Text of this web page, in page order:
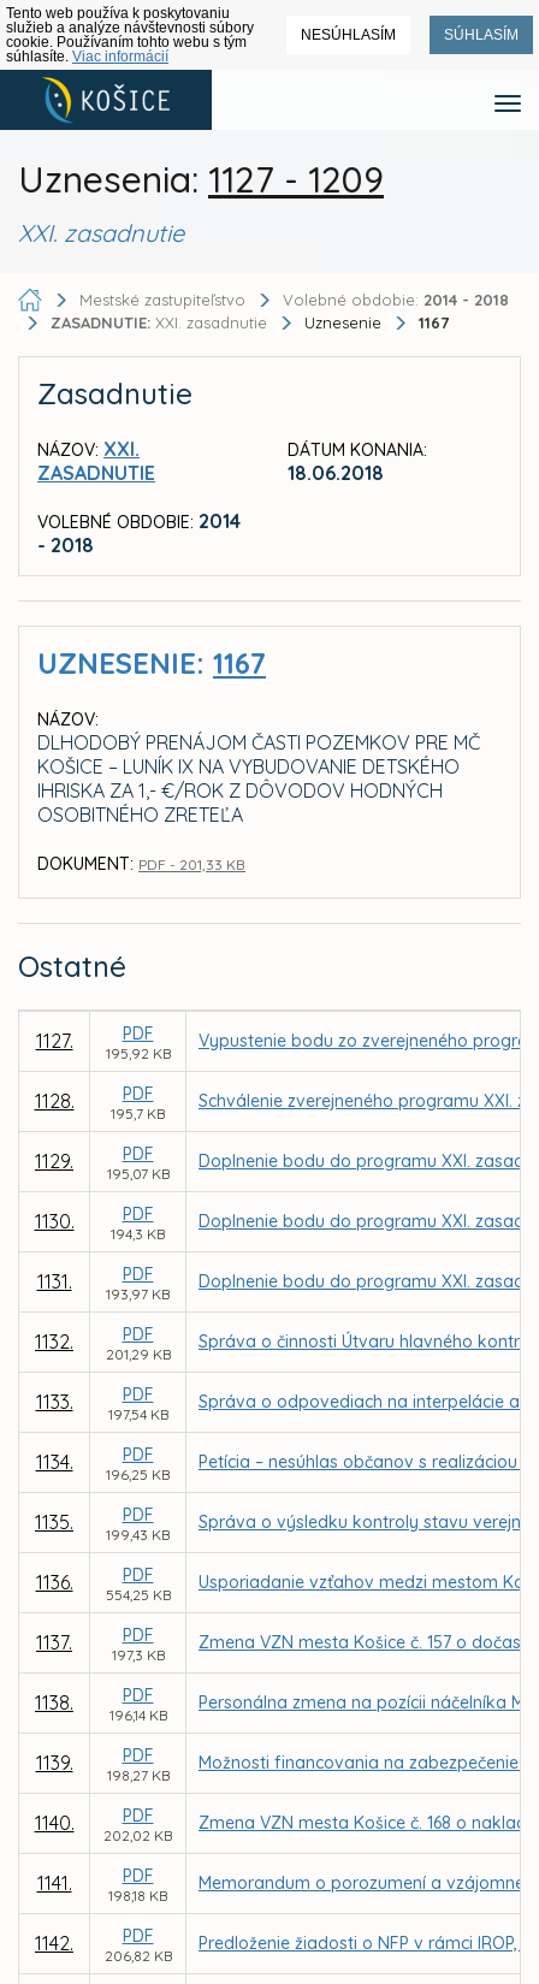
Tento web používa k poskytovaniu
služieb a analýze návštevnosti súbory
cookie. Používaním tohto webu s tým
súhlasíte. Viac informácií
NESÚHLASÍM SÚHLASÍM
Uznesenia: 1127 - 1209
XXI. zasadnutie
Mestské zastupiteľstvo Volebné obdobie: 2014 - 2018
ZASADNUTIE: XXI. zasadnutie Uznesenie 1167
Zasadnutie
NÁZOV: XXI.
ZASADNUTIE
VOLEBNÉ OBDOBIE: 2014
- 2018
DÁTUM KONANIA:
18.06.2018
UZNESENIE: 1167
NÁZOV:
DLHODOBÝ PRENÁJOM ČASTI POZEMKOV PRE MČ
KOŠICE – LUNÍK IX NA VYBUDOVANIE DETSKÉHO
IHRISKA ZA 1,- €/ROK Z DÔVODOV HODNÝCH
OSOBITNÉHO ZRETEĽA
DOKUMENT: PDF - 201,33 KB
Ostatné
1127. PDF
195,92 KB
Vypustenie bodu zo zverejneného
1128. PDF
195,7 KB
Schválenie zverejneného programu XXI.
1129. PDF
195,07 KB
Doplnenie bodu do programu XXI.
1130. PDF
194,3 KB
Doplnenie bodu do programu XXI.
1131. PDF
193,97 KB
Doplnenie bodu do programu XXI.
1132. PDF
201,29 KB
Správa o činnosti Útvaru hlavného
1133. PDF
197,54 KB
Správa o odpovediach na interpelácie a
1134. PDF
196,25 KB
Petícia – nesúhlas občanov s realizáciou
1135. PDF
199,43 KB
Správa o výsledku kontroly stavu
1136. PDF
554,25 KB
Usporiadanie vzťahov medzi mestom
1137. PDF
197,3 KB
Zmena VZN mesta Košice č. 157 o
1138. PDF
196,14 KB
Personálna zmena na pozícii náčelníka
1139. PDF
198,27 KB
Možnosti financovania na zabezpečenie
1140. PDF
202,02 KB
Zmena VZN mesta Košice č. 168 o
1141. PDF
198,18 KB
Memorandum o porozumení a vzájomnej
1142. PDF
206,82 KB
Predloženie žiadosti o NFP v rámci